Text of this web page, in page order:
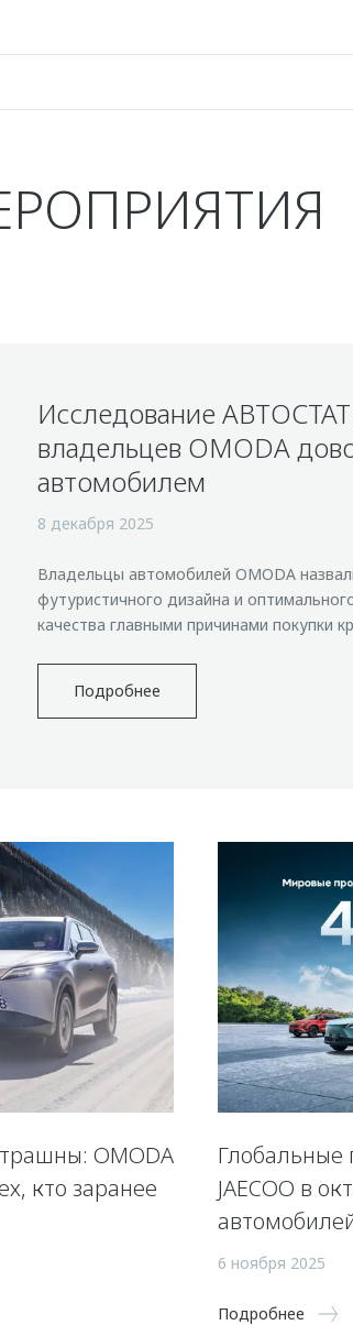
Исследование
владельцев OMODA
автомобилем
8 декабря 2025
Владельцы автомобилей OMODA
футуристичного дизайна и
качества главными причинами покупки
Подробнее
OMODA
кто заранее
Глобальные
JAECOO в
6 ноября 2025
Подробнее